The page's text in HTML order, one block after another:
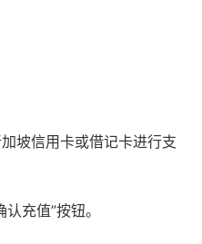
坡信用卡或借记卡进行支
充值”按钮。